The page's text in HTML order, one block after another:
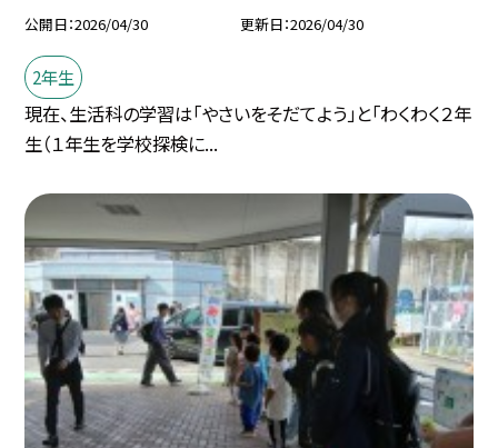
公開日 2026/04/30 更新日 2026/04/30
2年生
現在、生活科の学習は「やさいをそだてよう」と「わくわく２年
生（１年生を学校探検に...